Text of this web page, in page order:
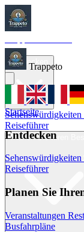
Startseite
Sehenswürdigkeiten
Reiseführer
Trappeto
Startseite
Entdecken
Sehenswürdigkeiten
Reiseführer
Planen Sie
Veranstaltungen
Busfahrpläne